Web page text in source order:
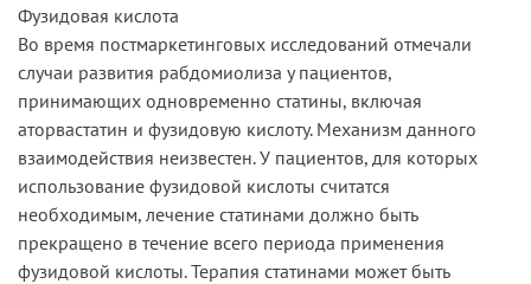
Фузидовая кислота
Во время постмаркетинговых исследований отмечали
случаи развития рабдомиолиза у пациентов,
принимающих одновременно статины, включая
аторвастатин и фузидовую кислоту. Механизм данного
взаимодействия неизвестен. У пациентов, для которых
использование фузидовой кислоты считатся
необходимым, лечение статинами должно быть
прекращено в течение всего периода применения
фузидовой кислоты. Терапия статинами может быть